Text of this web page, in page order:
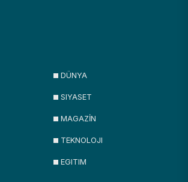
DÜNYA
SIYASET
MAGAZİN
TEKNOLOJI
EGITIM